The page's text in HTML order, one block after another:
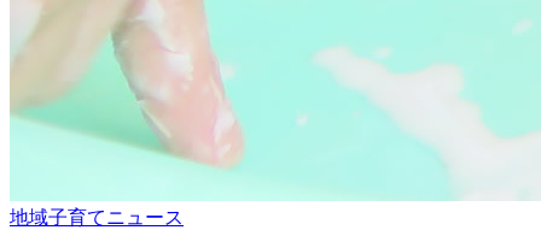
地域子育てニュース